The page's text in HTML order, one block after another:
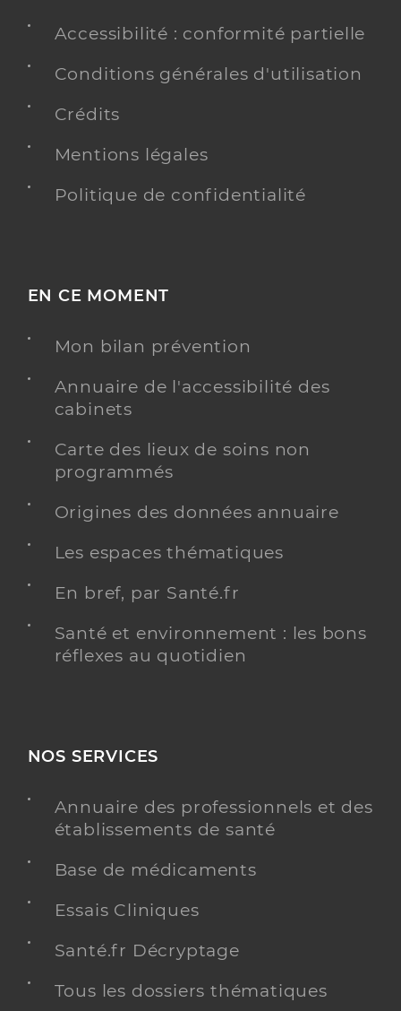
Accessibilité : conformité partielle
Conditions générales d'utilisation
Crédits
Mentions légales
Politique de confidentialité
EN CE MOMENT
Mon bilan prévention
Annuaire de l'accessibilité des
cabinets
Carte des lieux de soins non
programmés
Origines des données annuaire
Les espaces thématiques
En bref, par Santé.fr
Santé et environnement : les bons
réflexes au quotidien
NOS SERVICES
Annuaire des professionnels et des
établissements de santé
Base de médicaments
Essais Cliniques
Santé.fr Décryptage
Tous les dossiers thématiques